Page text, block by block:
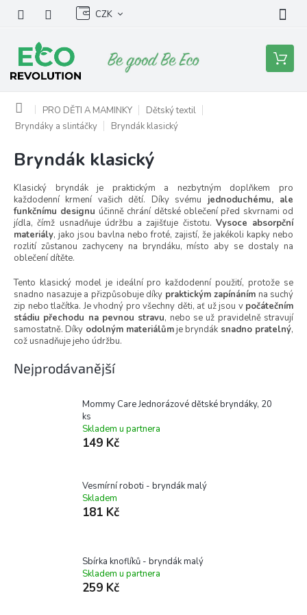
obsah
CZK
Nákupní
košík
Domů PRO DĚTI A MAMINKY
Dětský textil
Bryndáky a slintáčky
Bryndák klasický
Bryndák klasický
Klasický bryndák je praktickým a nezbytným doplňkem pro
každodenní krmení vašich dětí. Díky svému jednoduchému, ale
funkčnímu designu účinně chrání dětské oblečení před skvrnami od
jídla, čímž usnadňuje údržbu a zajišťuje čistotu. Vysoce absorpční
materiály, jako jsou bavlna nebo froté, zajistí, že jakékoli kapky nebo
rozlití zůstanou zachyceny na bryndáku, místo aby se dostaly na
oblečení dítěte.
Tento klasický model je ideální pro každodenní použití, protože se
snadno nasazuje a přizpůsobuje díky praktickým zapínáním na suchý
zip nebo tlačítka. Je vhodný pro všechny děti, ať už jsou v počátečním
stádiu přechodu na pevnou stravu, nebo se už pravidelně stravují
samostatně. Díky odolným materiálůmje bryndák snadno pratelný,
což usnadňuje jeho údržbu.
Nejprodávanější
Mommy Care Jednorázové dětské bryndáky, 20
ks
Skladem u partnera
149 Kč
Vesmírní roboti - bryndák malý
Skladem
181 Kč
Sbírka knoflíků - bryndák malý
Skladem u partnera
259 Kč